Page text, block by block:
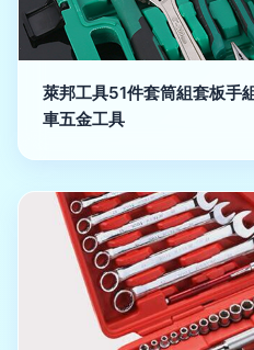
萊邦工具51件套筒組套板手
車五金工具